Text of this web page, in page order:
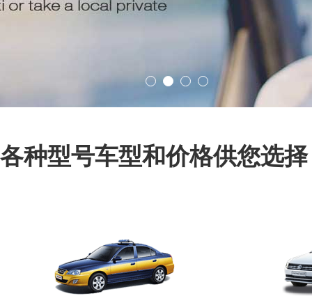
各种型号车型和价格供您选择